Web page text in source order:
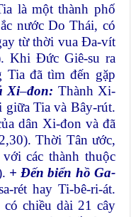
là một thành phố
nước Do Thái, có
từ thời vua Đa-vít
Khi Đức Giê-su ra
Tia đã tìm đến gặp
Xi–đon: Thành Xi-
Tia và Bây-rút.
dân Xi-đon và đã
Thời Tân ước,
các thành thuộc
+ Đến biển hồ Ga-
rét hay Ti-bê-ri-át.
chiều dài 21 cây